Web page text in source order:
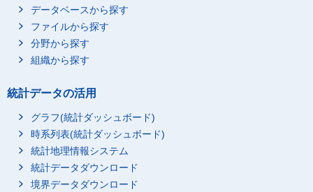
データベースから探す
ファイルから探す
分野から探す
組織から探す
統計データの活用
グラフ(統計ダッシュボード)
時系列表(統計ダッシュボード)
統計地理情報システム
統計データダウンロード
境界データダウンロード